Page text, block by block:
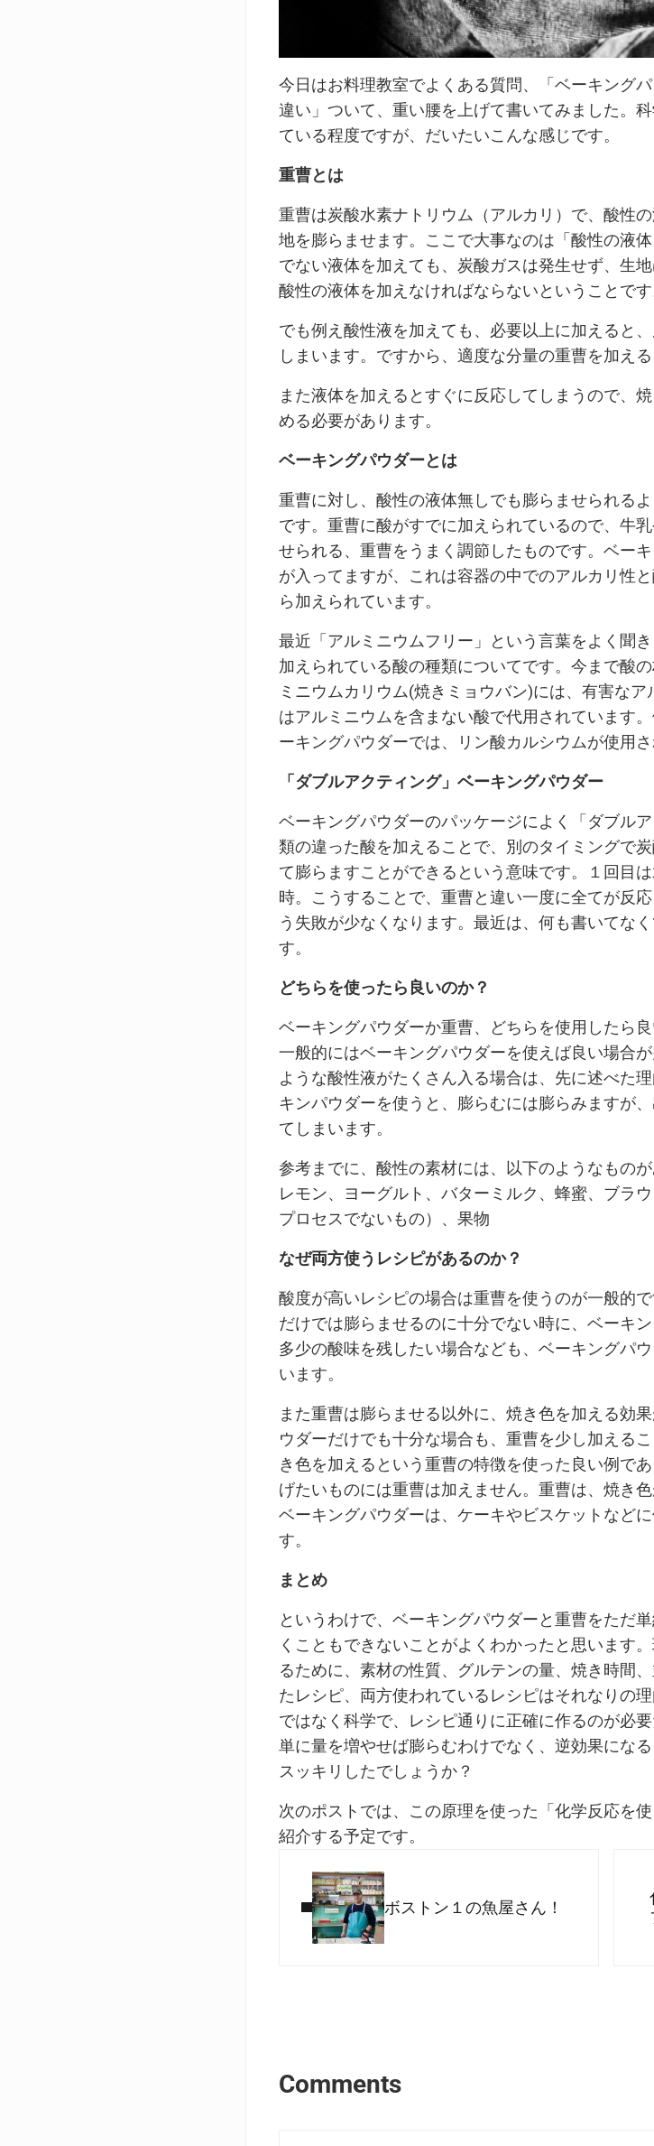
今日はお料理教室でよくある質問、「ベーキング
違い」ついて、重い腰を上げて書いてみました。
ている程度ですが、だいたいこんな感じです。
重曹とは
重曹は炭酸水素ナトリウム（アルカリ）で、酸性
地を膨らませます。ここで大事なのは「酸性の液
でない液体を加えても、炭酸ガスは発生せず、生
酸性の液体を加えなければならないということです
でも例え酸性液を加えても、必要以上に加えると
しまいます。ですから、適度な分量の重曹を加える
また液体を加えるとすぐに反応してしまうので、
める必要があります。
ベーキングパウダーとは
重曹に対し、酸性の液体無しでも膨らませられる
です。重曹に酸がすでに加えられているので、牛
せられる、重曹をうまく調節したものです。ベー
が入ってますが、これは容器の中でのアルカリ性
ら加えられています。
最近「アルミニウムフリー」という言葉をよく聞
加えられている酸の種類についてです。今まで酸
ミニウムカリウム(焼きミョウバン)には、有害な
はアルミニウムを含まない酸で代用されています
ーキングパウダーでは、リン酸カルシウムが使用さ
「ダブルアクティング」ベーキングパウダー
ベーキングパウダーのパッケージによく「ダブル
類の違った酸を加えることで、別のタイミングで
て膨らますことができるという意味です。１回目
時。こうすることで、重曹と違い一度に全てが反
う失敗が少なくなります。最近は、何も書いてな
す。
どちらを使ったら良いのか？
ベーキングパウダーか重曹、どちらを使用したら
一般的にはベーキングパウダーを使えば良い場合
ような酸性液がたくさん入る場合は、先に述べた
キンパウダーを使うと、膨らむには膨らみますが
てしまいます。
参考までに、酸性の素材には、以下のようなものが
レモン、ヨーグルト、バターミルク、蜂蜜、ブラ
プロセスでないもの）、果物
なぜ両方使うレシピがあるのか？
酸度が高いレシピの場合は重曹を使うのが一般的
だけでは膨らませるのに十分でない時に、ベーキ
多少の酸味を残したい場合なども、ベーキングパ
います。
また重曹は膨らませる以外に、焼き色を加える効
ウダーだけでも十分な場合も、重曹を少し加える
き色を加えるという重曹の特徴を使った良い例で
げたいものには重曹は加えません。重曹は、焼き
ベーキングパウダーは、ケーキやビスケットなど
す。
まとめ
というわけで、ベーキングパウダーと重曹をただ
くこともできないことがよくわかったと思います
るために、素材の性質、グルテンの量、焼き時間
たレシピ、両方使われているレシピはそれなりの
ではなく科学で、レシピ通りに正確に作るのが必
単に量を増やせば膨らむわけでなく、逆効果にな
スッキリしたでしょうか？
次のポストでは、この原理を使った「化学反応を
紹介する予定です。
ボストン１の魚屋さん！
Comments